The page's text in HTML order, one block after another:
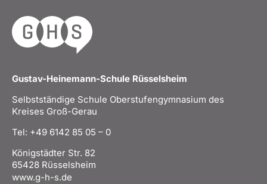
Gustav-Heinemann-Schule Rüsselsheim
Selbstständige Schule Oberstufengymnasium des
Kreises Groß-Gerau
Tel: +49 6142 85 05 – 0
Königstädter Str. 82
65428 Rüsselsheim
www.g-h-s.de